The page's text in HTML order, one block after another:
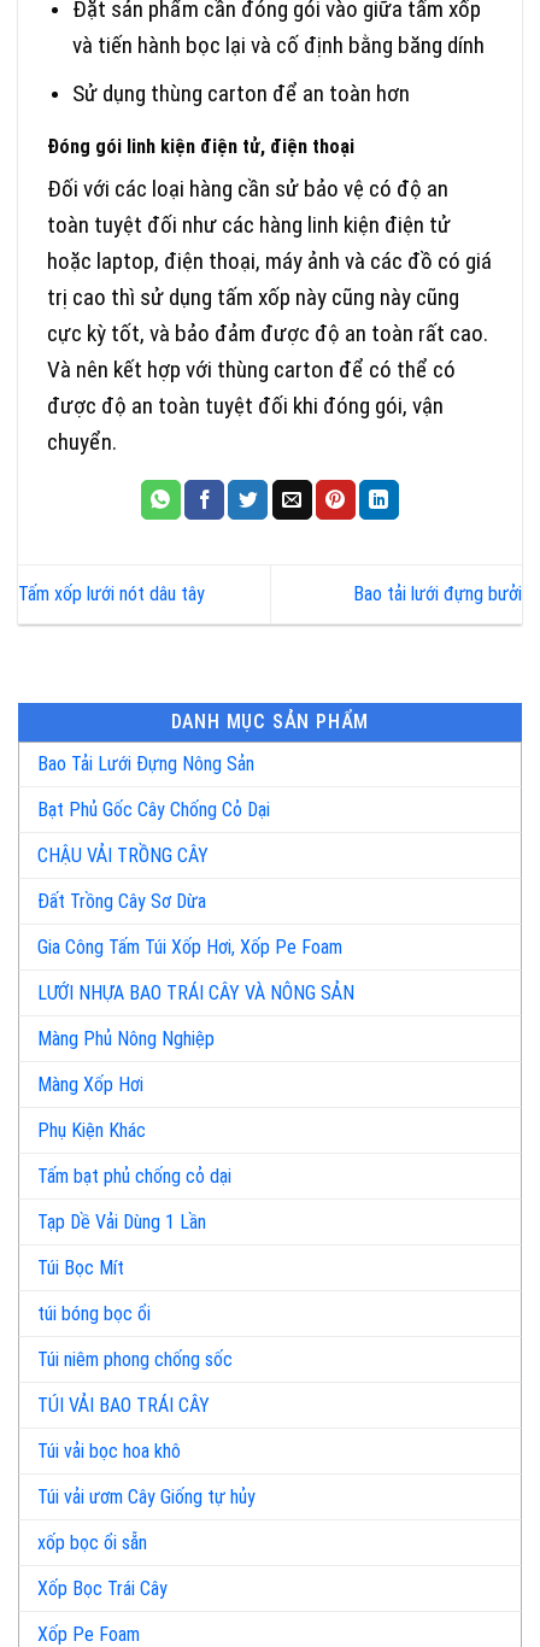
Đặt sản phẩm cần đóng gói vào giữa tấm xốp
và tiến hành bọc lại và cố định bằng băng dính
Sử dụng thùng carton để an toàn hơn
Đóng gói linh kiện điện tử, điện thoại
Đối với các loại hàng cần sử bảo vệ có độ an
toàn tuyệt đối như các hàng linh kiện điện tử
hoặc laptop, điện thoại, máy ảnh và các đồ có giá
trị cao thì sử dụng tấm xốp này cũng này cũng
cực kỳ tốt, và bảo đảm được độ an toàn rất cao.
Và nên kết hợp với thùng carton để có thể có
được độ an toàn tuyệt đối khi đóng gói, vận
chuyển.
Tấm xốp lưới nót dâu tây Bao tải lưới đựng bưởi
DANH MỤC SẢN PHẨM
Bao Tải Lưới Đựng Nông Sản
Bạt Phủ Gốc Cây Chống Cỏ Dại
CHẬU VẢI TRỒNG CÂY
Đất Trồng Cây Sơ Dừa
Gia Công Tấm Túi Xốp Hơi, Xốp Pe Foam
LƯỚI NHỰA BAO TRÁI CÂY VÀ NÔNG SẢN
Màng Phủ Nông Nghiệp
Màng Xốp Hơi
Phụ Kiện Khác
Tấm bạt phủ chống cỏ dại
Tạp Dề Vải Dùng 1 Lần
Túi Bọc Mít
túi bóng bọc ổi
Túi niêm phong chống sốc
TÚI VẢI BAO TRÁI CÂY
Túi vải bọc hoa khô
Túi vải ươm Cây Giống tự hủy
xốp bọc ổi sẵn
Xốp Bọc Trái Cây
Xốp Pe Foam